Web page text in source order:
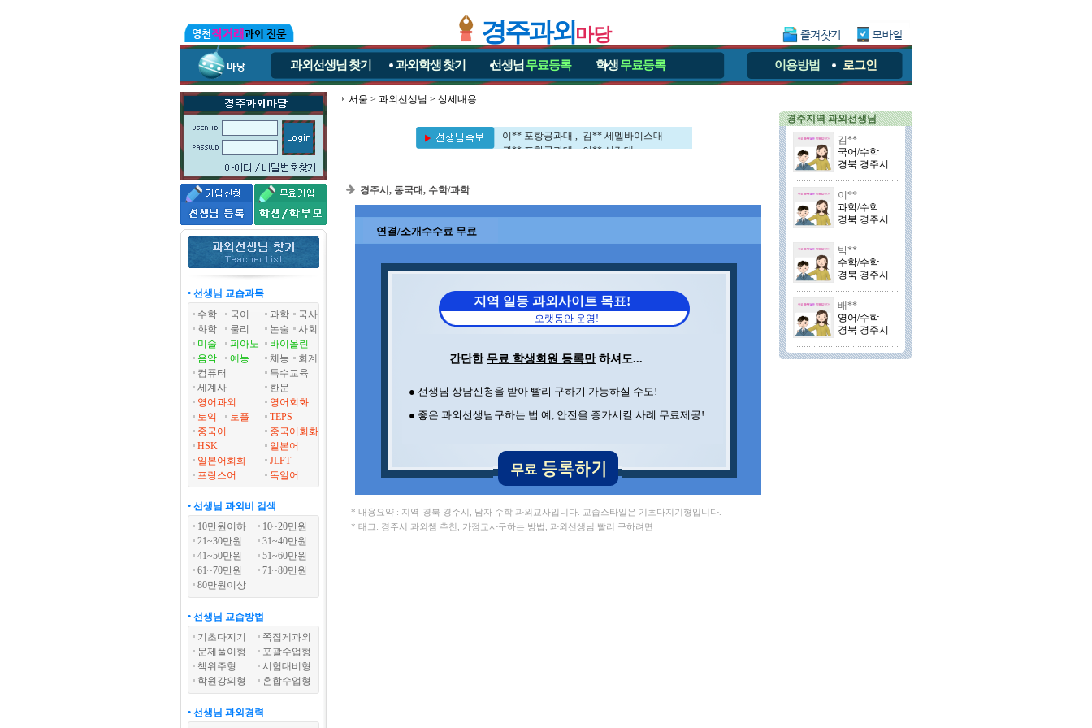
경주과외마당
과외선생님 찾기 과외학생찾기 선생님 무료등록 학생무료등록 이용방법 로그인
• 선생님 교습과목
수학
국어 과학
국사
화학
물리 논술
사회
미술
피아노
바이올린
음악
예능 체능
회계
컴퓨터
특수교육
세계사
한문
영어과외
영어회화
토익
토플
TEPS
중국어
중국어회화
HSK
일본어
일본어회화
JLPT
프랑스어
독일어
• 선생님 과외비 검색
10만원이하
10~20만원
21~30만원
31~40만원
41~50만원
51~60만원
61~70만원
71~80만원
80만원이상
• 선생님 교습방법
기초다지기
쪽집게과외
문제풀이형
포괄수업형
책위주형
시험대비형
학원강의형
혼합수업형
• 선생님 과외경력
서울 > 과외선생님 > 상세내용
이** 포항공과대 , 김** 세멜바이스대
권** 포항공과대 , 이** 서강대
민** 영남대 , 차** 포항공과대
김** 포항공과대 , 이** 부경대
구** 경북대 , 이** UNIST대
권** 포항공과대 , 이** 서강대
정** 포항공과대 , 전** 포항공과대
신** 포항공과대 , 이** 포항공과대
민** 영남대 , 차** 포항공과대
김** 포항공과대 , 이** 부경대
경주시, 동국대, 수학/과학
연결/소개수수료 무료
지역 일등 과외사이트 목표!
오랫동안 운영!
간단한 무료 학생회원 등록만하셔도...
● 선생님 상담신청을 받아 빨리 구하기 가능하실 수도!
● 좋은 과외선생님구하는 법 예, 안전을 증가시킬 사례 무료제공!
* 내용요약 : 지역-경북 경주시, 남자 수학 과외교사입니다. 교습스타일은 기초다지기형입니다.
* 태그: 경주시 과외쌤 추천, 가정교사구하는 방법, 과외선생님 빨리 구하려면
경주지역 과외선생님
김**
국어/수학
경북 경주시
이**
과학/수학
경북 경주시
박**
수학/수학
경북 경주시
배**
영어/수학
경북 경주시